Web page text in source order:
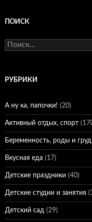
ПОИСК
Найти:
РУБРИКИ
А ну ка, папочки! (20)
Активный отдых, спорт
Беременность, роды и
Вкусная еда (17)
Детские праздники (40)
Детские студии и занятия
Детский сад (29)